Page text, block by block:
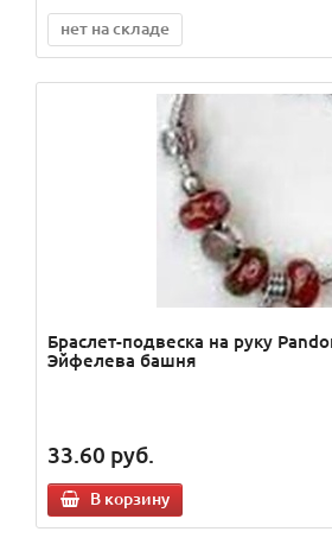
нет на складе
Браслет-подвеска на руку
Эйфелева башня
33.60 руб.
В корзину